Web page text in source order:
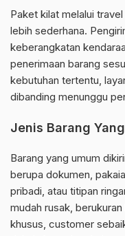
Paket kilat melalui
lebih sederhana.
keberangkatan
penerimaan barang
kebutuhan tertentu,
dibanding menunggu
Jenis Barang
Barang yang umum
berupa dokumen,
pribadi, atau titipan
mudah rusak,
khusus, customer